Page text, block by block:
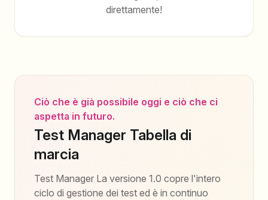
direttamente!
Ciò che è già possibile oggi e ciò che ci
aspetta in futuro.
Test Manager Tabella di
marcia
Test Manager La versione 1.0 copre l'intero
ciclo di gestione dei test ed è in continuo